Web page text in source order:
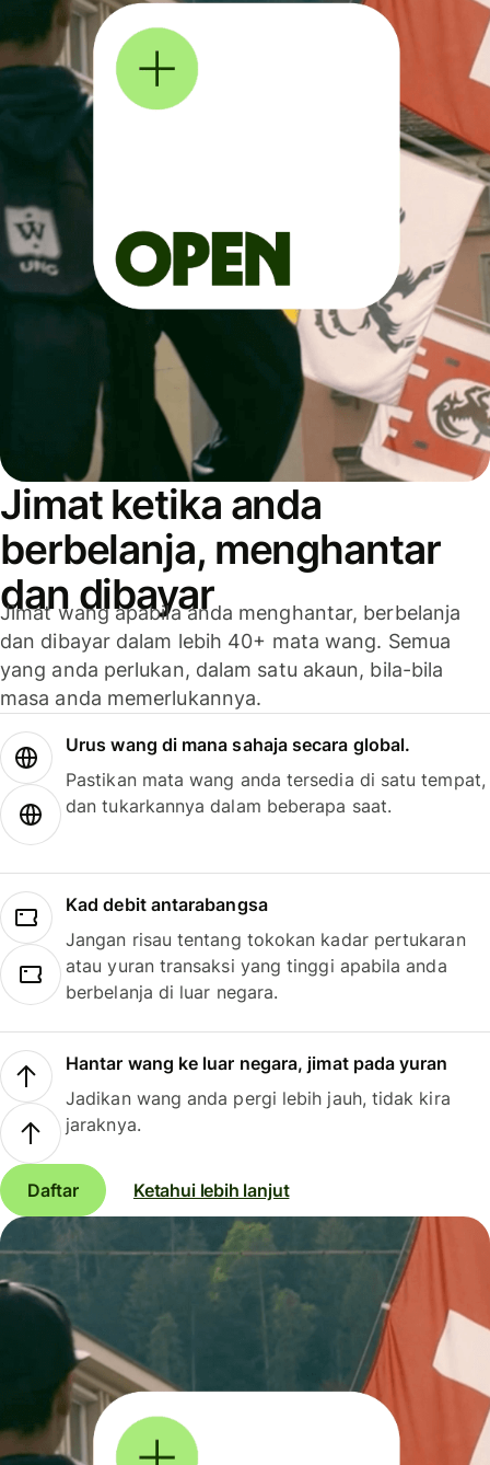
Jimat ketika anda
berbelanja, menghantar
dan dibayar
Jimat wang apabila anda menghantar, berbelanja
dan dibayar dalam lebih 40+ mata wang. Semua
yang anda perlukan, dalam satu akaun, bila-bila
masa anda memerlukannya.
Urus wang di mana sahaja secara global.
Pastikan mata wang anda tersedia di satu tempat,
dan tukarkannya dalam beberapa saat.
Kad debit antarabangsa
Jangan risau tentang tokokan kadar pertukaran
atau yuran transaksi yang tinggi apabila anda
berbelanja di luar negara.
Hantar wang ke luar negara, jimat pada yuran
Jadikan wang anda pergi lebih jauh, tidak kira
jaraknya.
Daftar Ketahui lebih lanjut